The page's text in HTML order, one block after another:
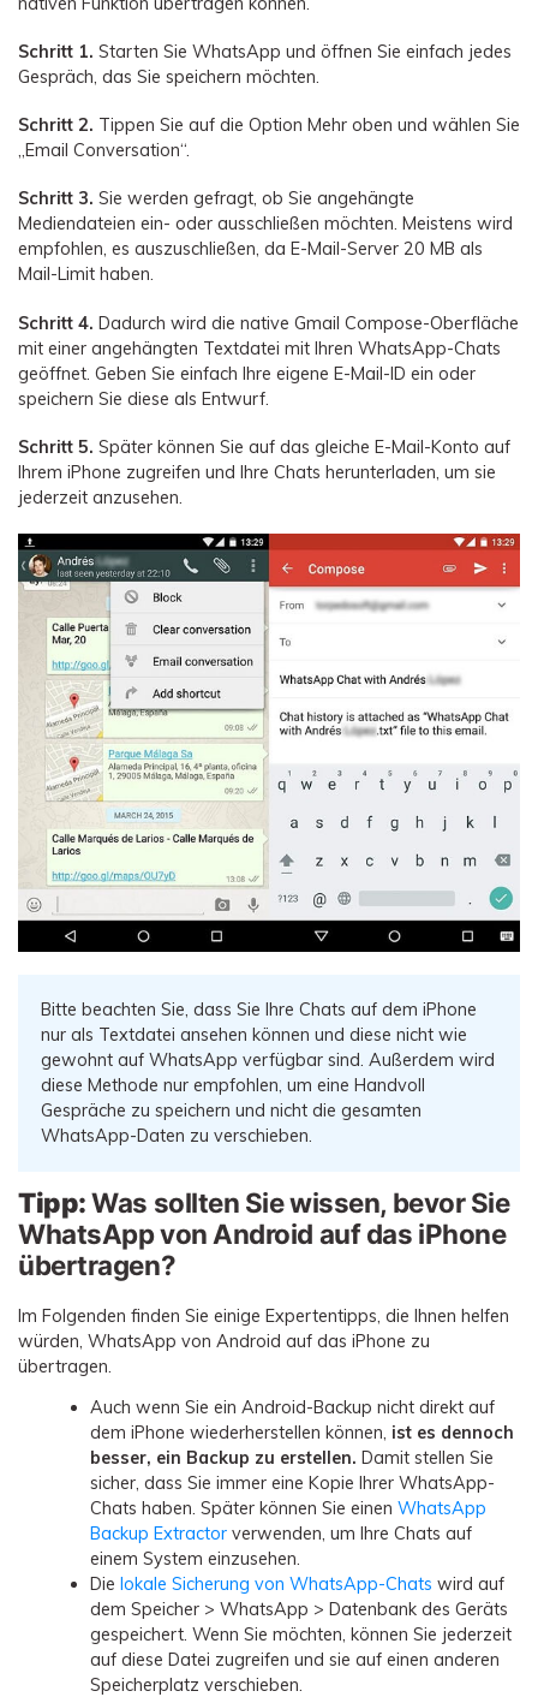
Schritt 1. Starten Sie WhatsApp und öffnen Sie einfach jedes
Gespräch, das Sie speichern möchten.
Schritt 2. Tippen Sie auf die Option Mehr oben und wählen Sie
„Email Conversation“.
Schritt 3. Sie werden gefragt, ob Sie angehängte
Mediendateien ein- oder ausschließen möchten. Meistens wird
empfohlen, es auszuschließen, da E-Mail-Server 20 MB als
Mail-Limit haben.
Schritt 4. Dadurch wird die native Gmail Compose-Oberfläche
mit einer angehängten Textdatei mit Ihren WhatsApp-Chats
geöffnet. Geben Sie einfach Ihre eigene E-Mail-ID ein oder
speichern Sie diese als Entwurf.
Schritt 5. Später können Sie auf das gleiche E-Mail-Konto auf
Ihrem iPhone zugreifen und Ihre Chats herunterladen, um sie
jederzeit anzusehen.
Bitte beachten Sie, dass Sie Ihre Chats auf dem iPhone
nur als Textdatei ansehen können und diese nicht wie
gewohnt auf WhatsApp verfügbar sind. Außerdem wird
diese Methode nur empfohlen, um eine Handvoll
Gespräche zu speichern und nicht die gesamten
WhatsApp-Daten zu verschieben.
Tipp:Was sollten Sie wissen, bevor Sie
WhatsApp von Android auf das iPhone
übertragen?
Im Folgenden finden Sie einige Expertentipps, die Ihnen helfen
würden, WhatsApp von Android auf das iPhone zu
übertragen.
Auch wenn Sie ein Android-Backup nicht direkt auf
dem iPhone wiederherstellen können, ist es dennoch
besser, ein Backup zu erstellen. Damit stellen Sie
sicher, dass Sie immer eine Kopie Ihrer WhatsApp-
Chats haben. Später können Sie einen WhatsApp
Backup Extractor verwenden, um Ihre Chats auf
einem System einzusehen.
Die lokale Sicherung von WhatsApp-Chats wird auf
dem Speicher > WhatsApp > Datenbank des Geräts
gespeichert. Wenn Sie möchten, können Sie jederzeit
auf diese Datei zugreifen und sie auf einen anderen
Speicherplatz verschieben.